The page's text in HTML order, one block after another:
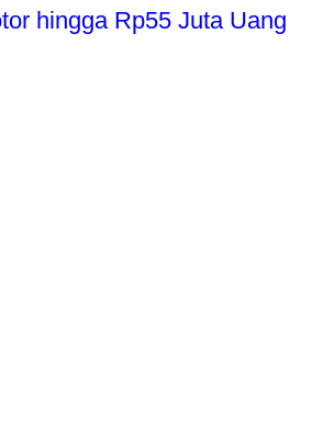
hingga Rp55 Juta Uang